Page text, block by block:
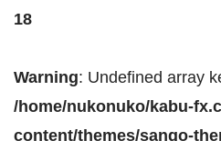
18
Warning: Undefined array
/home/nukonuko/kabu-
content/themes/sango-